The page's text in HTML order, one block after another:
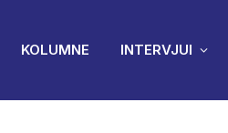
KOLUMNE INTERVJUI